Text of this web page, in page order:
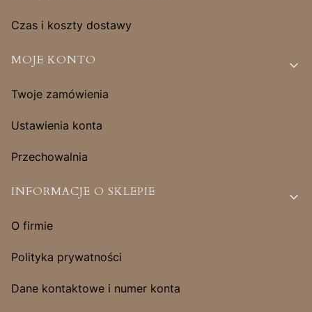
Czas i koszty dostawy
MOJE KONTO
Twoje zamówienia
Ustawienia konta
Przechowalnia
INFORMACJE O SKLEPIE
O firmie
Polityka prywatności
Dane kontaktowe i numer konta